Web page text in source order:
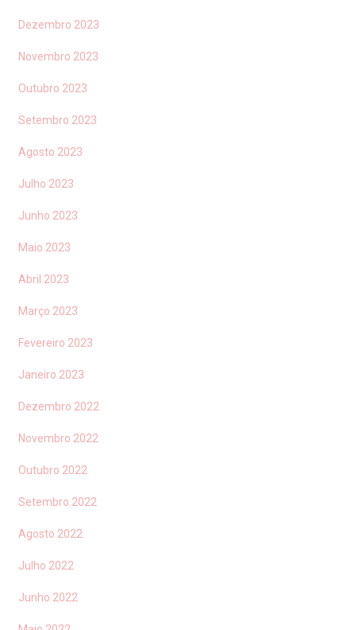
Dezembro 2023
Novembro 2023
Outubro 2023
Setembro 2023
Agosto 2023
Julho 2023
Junho 2023
Maio 2023
Abril 2023
Março 2023
Fevereiro 2023
Janeiro 2023
Dezembro 2022
Novembro 2022
Outubro 2022
Setembro 2022
Agosto 2022
Julho 2022
Junho 2022